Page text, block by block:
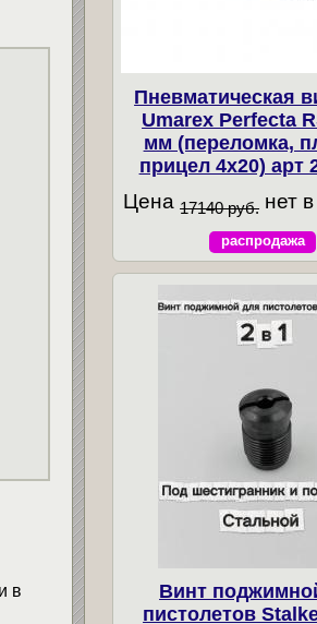
в
Пневматическая
Umarex Perfecta
мм (переломка,
прицел 4x20) арт
Цена 17140 руб. нет
распродажа
Винт
пистолетов